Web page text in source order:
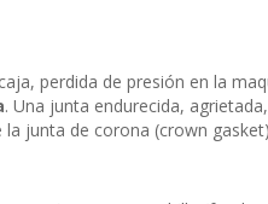
perdida de presión en la
. Una junta endurecida,
junta de corona (crown